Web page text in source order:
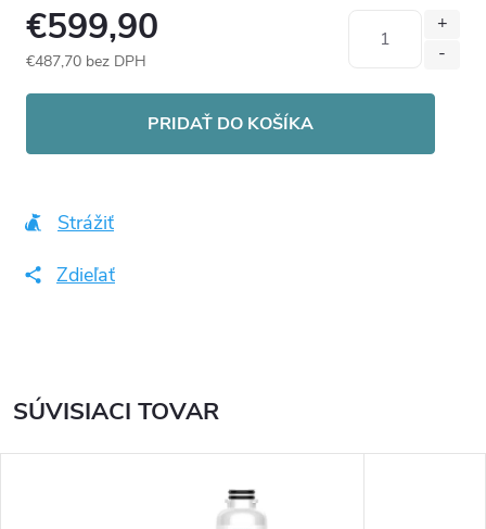
€599,90
€487,70 bez DPH
PRIDAŤ DO KOŠÍKA
Strážiť
Zdieľať
SÚVISIACI TOVAR